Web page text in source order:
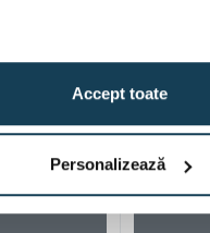
Accept toate
Personalizează